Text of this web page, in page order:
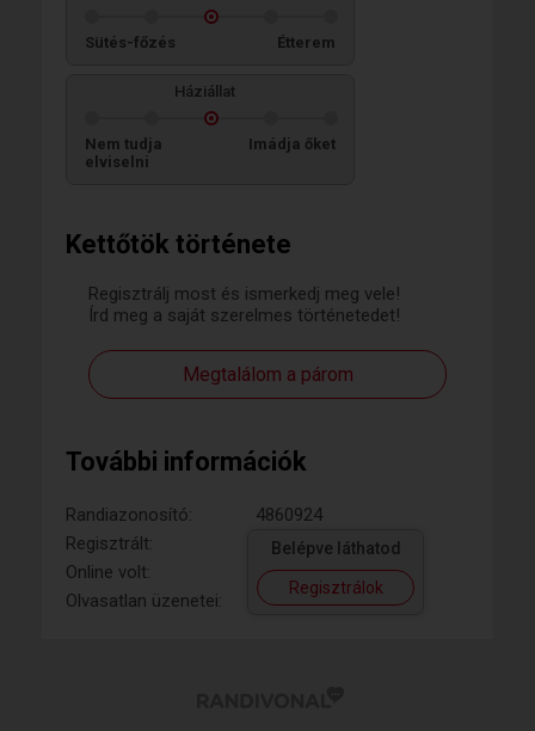
Kettőtök története
Regisztrálj most és ismerkedj meg vele!
Írd meg a saját szerelmes történetedet!
Megtalálom a párom
További információk
Randiazonosító:
4860924
Regisztrált:
Online volt:
Olvasatlan üzenetei:
Belépve láthatod
Regisztrálok
Sütés-főzés Étterem
Háziállat
Nem tudja
elviselni
Imádja őket